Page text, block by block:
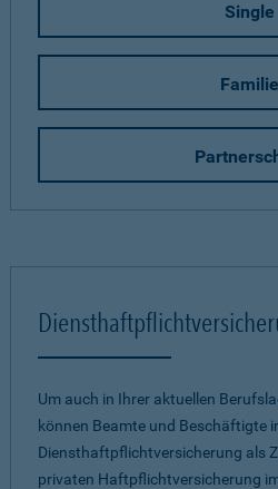
Single
Familie
Um auch in Ihrer aktuellen
können Beamte und Beschäftigte
Diensthaftpflichtversicherung als
privaten Haftpflichtversicherung